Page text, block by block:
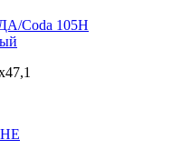
Coda 105Н